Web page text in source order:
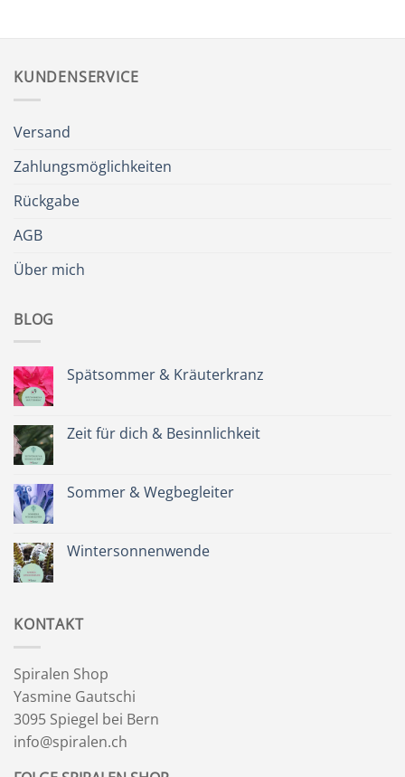
KUNDENSERVICE
Versand
Zahlungsmöglichkeiten
Rückgabe
AGB
Über mich
BLOG
Spätsommer & Kräuterkranz
Spätsommer
&
Zeit für dich & Besinnlichkeit
Zeit
für
Sommer & Wegbegleiter
Sommer
&
Wintersonnenwende
KONTAKT
Spiralen Shop
Yasmine Gautschi
3095 Spiegel bei Bern
info@spiralen.ch